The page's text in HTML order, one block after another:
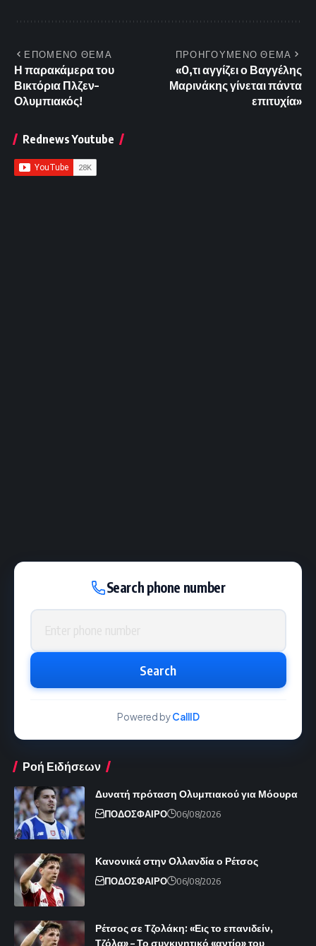
ΕΠΟΜΕΝΟ ΘΕΜΑ
Η παρακάμερα του
Βικτόρια Πλζεν–
Ολυμπιακός!
ΠΡΟΗΓΟΥΜΕΝΟ ΘΕΜΑ
«O,τι αγγίζει ο Βαγγέλης
Μαρινάκης γίνεται πάντα
επιτυχία»
Rednews Youtube
Search phone number
Phone number
Search
Powered byCallID
Ροή Ειδήσεων
Δυνατή πρόταση Ολυμπιακού για Μόουρα
ΠΟΔΟΣΦΑΙΡΟ 06/08/2026
Κανονικά στην Ολλανδία ο Ρέτσος
ΠΟΔΟΣΦΑΙΡΟ 06/08/2026
Ρέτσος σε Τζολάκη: «Εις το επανιδείν,
Τζόλα» – Το συγκινητικό «αντίο» του